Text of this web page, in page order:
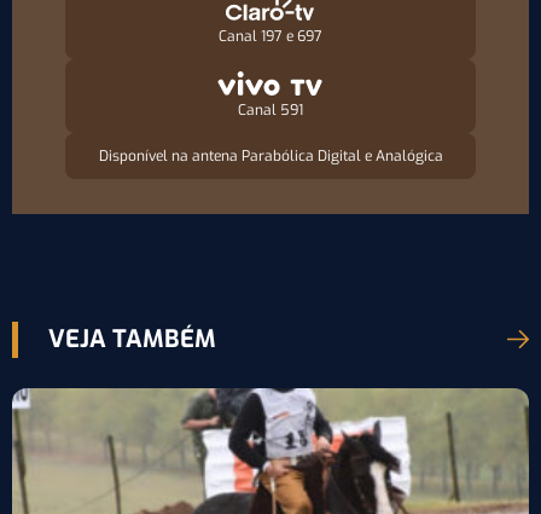
Canal 197 e 697
Canal 591
Disponível na antena Parabólica Digital e Analógica
VEJA TAMBÉM